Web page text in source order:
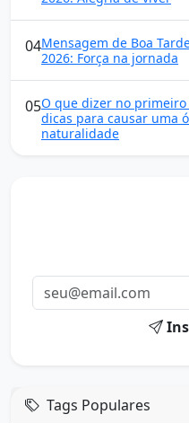
04Mensagem de Boa
2026: Força na jornada
05O que dizer no
dicas para causar uma
naturalidade
Tags Populares